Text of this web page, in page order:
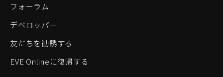
フォーラム
デベロッパー
友だちを勧誘する
EVE Onlineに復帰する